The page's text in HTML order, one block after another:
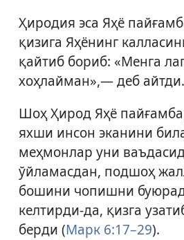
Ҳиродия эса Яҳё
қизига Яҳёнинг
қайтиб бориб: «Менга
хоҳлайман»,— деб айтди.
Шоҳ Ҳирод Яҳё
яхши инсон эканини
меҳмонлар уни
ўйламасдан, подшоҳ
бошини чопишни
келтирди-да, қизга
берди (Марк 6:17–29).